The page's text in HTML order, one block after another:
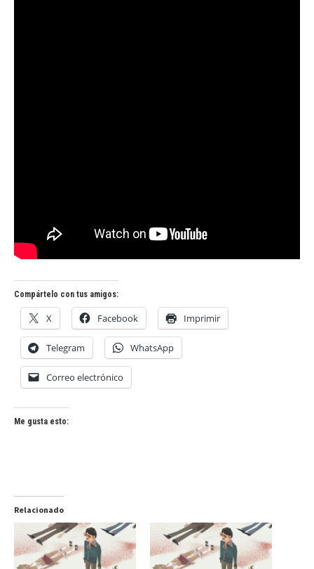
Compártelo con tus amigos:
X Facebook Imprimir
Telegram WhatsApp
Correo electrónico
Me gusta esto:
Relacionado